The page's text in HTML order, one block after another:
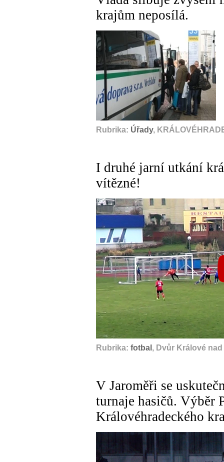
krajům neposílá.
Rubrika: Úřady,
I druhé jarní utkání
vítězné!
Rubrika: fotbal , Dvůr Králové
V Jaroměři se
turnaje hasičů. Výběr
Královéhradeckého